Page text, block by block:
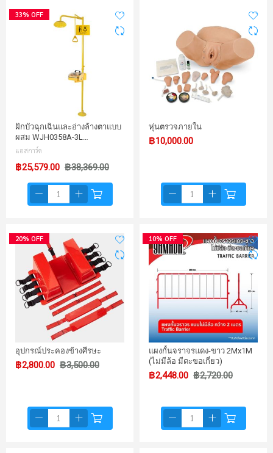
33% OFF
ฝักบัวฉุกเฉินและอ่างล้างตาแบบ
ผสม WJH0358A-3L…
แอสการ์ด
฿25,579.00 ฿38,369.00
หุ่นตรวจภายใน
฿10,000.00
20% OFF
อุปกรณ์ประคองข้างศีรษะ
฿2,800.00 ฿3,500.00
10% OFF
แผงกั้นจราจรแดง-ขาว 2Mx1M
(ไม่มีล้อ มีตะขอเกี่ยว)
฿2,448.00 ฿2,720.00